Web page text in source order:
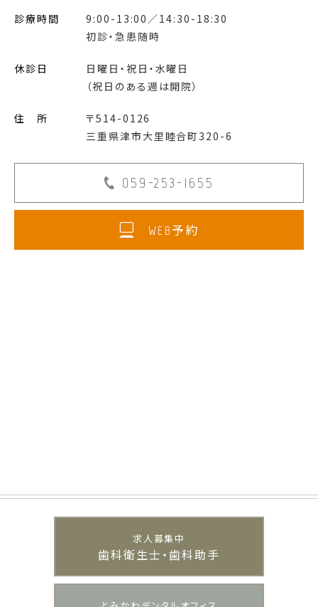
診療時間
9:00-13:00／14:30-18:30
初診・急患随時
休診日
日曜日・祝日・水曜日
（祝日のある週は開院）
住 所
〒514-0126
三重県津市大里睦合町320-6
059-253-1655
WEB予約
求人募集中
歯科衛生士・歯科助手